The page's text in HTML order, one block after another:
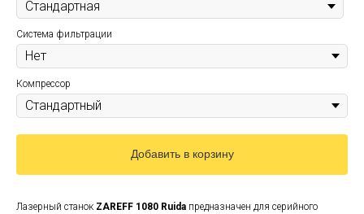
Система фильтрации
Компрессор
Добавить в корзину
Лазерный станок ZAREFF 1080 Ruida предназначен для серийного